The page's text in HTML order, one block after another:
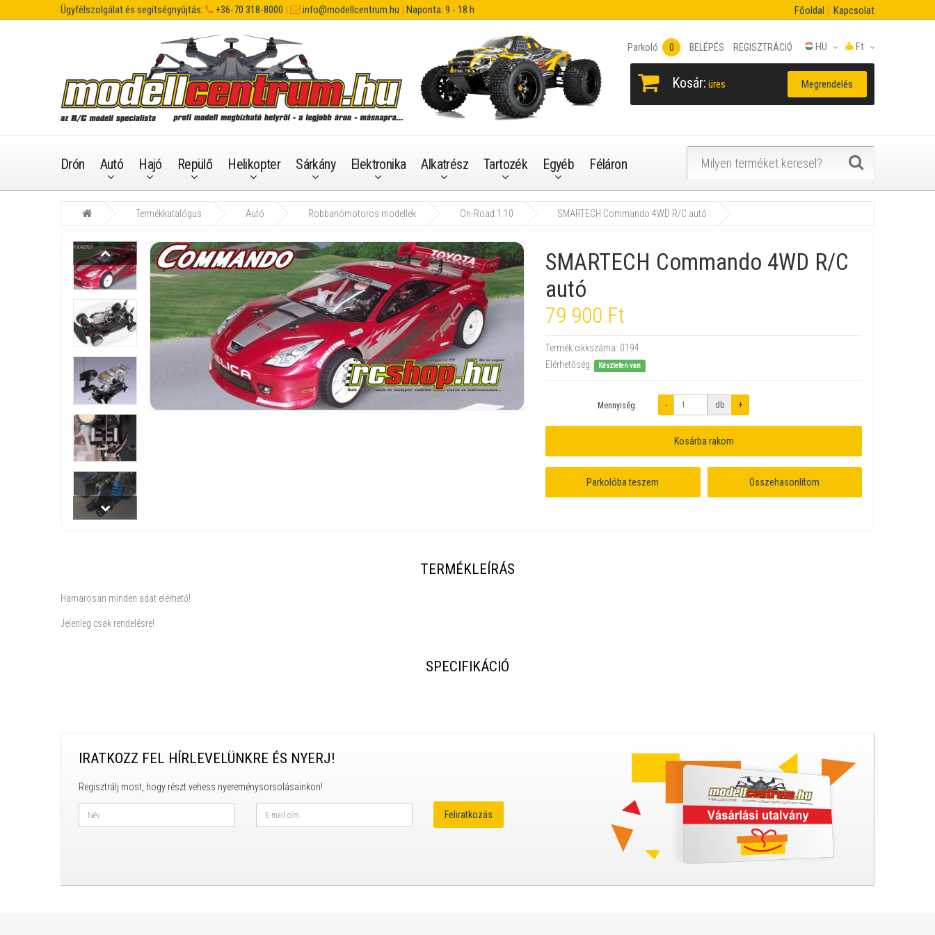
Ügyfélszolgálat és segítségnyújtás: +36-70 318-8000 | info@modellcentrum.hu | Naponta: 9 - 18 h Főoldal Kapcsolat
Ft
HU
Parkoló 0 BELÉPÉS REGISZTRÁCIÓ
Kosár: üres Megrendelés
Drón Autó Hajó Repülő Helikopter Sárkány Elektronika Alkatrész Tartozék Egyéb Féláron
Termékkatalógus Autó Robbanómotoros modellek On-Road 1:10 SMARTECH Commando 4WD R/C autó
SMARTECH Commando 4WD R/C
autó
79 900 Ft
Termék cikkszáma: 0194
Elérhetőség:
Készleten van
Mennyiség: - db +
Kosárba rakom
Parkolóba teszem Összehasonlítom
TERMÉKLEÍRÁS
Hamarosan minden adat elérhető!
Jelenleg csak rendelésre!
SPECIFIKÁCIÓ
IRATKOZZ FEL HÍRLEVELÜNKRE ÉS NYERJ!
Regisztrálj most, hogy részt vehess nyereménysorsolásainkon!